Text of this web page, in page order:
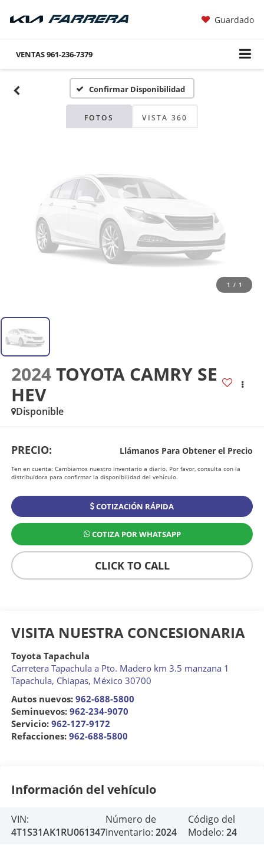
Guardado
VENTAS961-236-7379
Confirmar Disponibilidad
FOTOS VISTA 360
Fotos No
Disponibles
Por favor, revise luego
1 / 1
2024 TOYOTA CAMRY SE
HEV
Disponible
PRECIO: Llámanos Para Obtener el Precio
Ten en cuenta: Cambiamos nuestro inventario a diario. Por favor, consulta con la
distribuidora para confirmar la disponibilidad del vehículo.
COTIZACIÓN RÁPIDA
COTIZA POR WHATSAPP
CLICK TO CALL
VISITA NUESTRA CONCESIONARIA
Toyota Tapachula
Carretera Tapachula a Pto. Madero km 3.5 manzana 1
Tapachula, Chiapas, México 30700
Autos nuevos: 962-688-5800
Seminuevos: 962-234-9070
Servicio: 962-127-9172
Refacciones: 962-688-5800
Información del vehículo
VIN:
4T1S31AK1RU061347
Número de
inventario: 2024
Código del
Modelo: 24